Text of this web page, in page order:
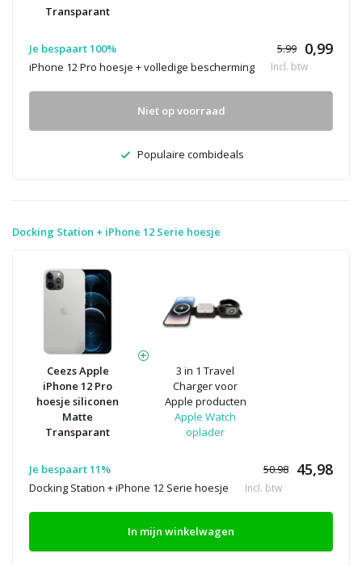
Transparant
Je bespaart 100% 5.99 0,99
iPhone 12 Pro hoesje + volledige bescherming Incl. btw
Niet op voorraad
Populaire combideals
Docking Station + iPhone 12 Serie hoesje
Ceezs Apple
iPhone 12 Pro
hoesje siliconen
Matte
Transparant
3 in 1 Travel
Charger voor
Apple producten
Apple Watch
oplader
Je bespaart 11% 50.98 45,98
Docking Station + iPhone 12 Serie hoesje Incl. btw
In mijn winkelwagen